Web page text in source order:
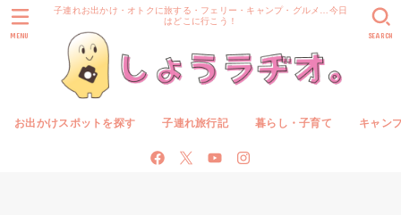
子連れお出かけ・オトクに旅する・フェリー・キャンプ・グルメ…今日
はどこに行こう！
お出かけスポットを探す 子連れ旅行記 暮らし・子育て キャン
SEARCH
MENU